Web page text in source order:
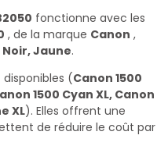
fonctionne avec les
, de la marque Canon ,
Jaune.
(Canon 1500
1500 Cyan XL, Canon
XL). Elles offrent une
de réduire le coût par